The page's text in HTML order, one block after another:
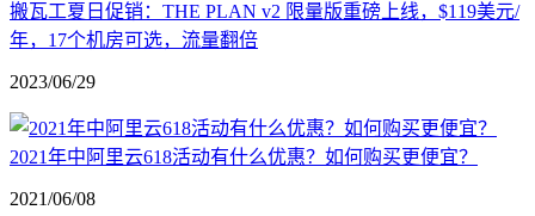
搬瓦工夏日促销：THE PLAN v2 限量版重磅上线，$119美元/
年，17个机房可选，流量翻倍
2023/06/29
2021年中阿里云618活动有什么优惠？如何购买更便宜？
2021/06/08